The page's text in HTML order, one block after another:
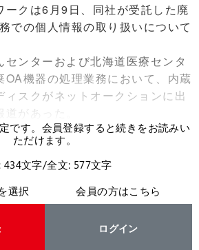
クは6月9日、同社が受託した廃
での個人情報の取り扱いについて
ンターおよび北海道医療センタ
OA機器の処理業務において、内蔵
ィスクがネットオークションに出
があった。
です。会員登録すると続きをお読みい
ただけます。
434文字/全文: 577文字
選択
会員の方はこちら
ログイン